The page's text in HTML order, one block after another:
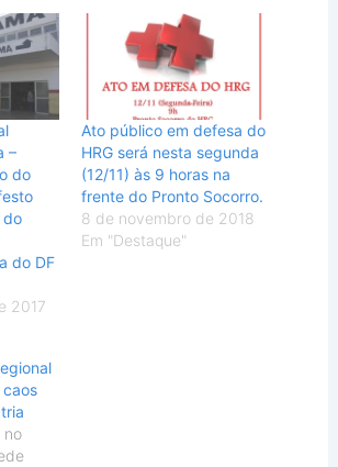
–
do
do
do DF
2017
Ato público em defesa do
HRG será nesta segunda
(12/11) às 9 horas na
frente do Pronto Socorro.
8 de novembro de 2018
Em "Destaque"
caos
no